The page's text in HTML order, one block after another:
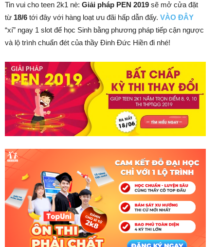
Tin vui cho teen 2k1 nè: Giải pháp PEN 2019 sẽ mở cửa đặt
từ 18/6 tới đây với hàng loạt ưu đãi hấp dẫn đấy. VÀO ĐÂY
“xí” ngay 1 slot để học Sinh bằng phương pháp tiếp cận ngược
và lộ trình chuẩn đét của thầy Đinh Đức Hiền đi nhé!